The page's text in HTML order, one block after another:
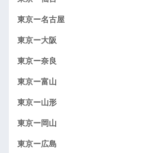
東京ー名古屋
東京ー大阪
東京ー奈良
東京ー富山
東京ー山形
東京ー岡山
東京ー広島